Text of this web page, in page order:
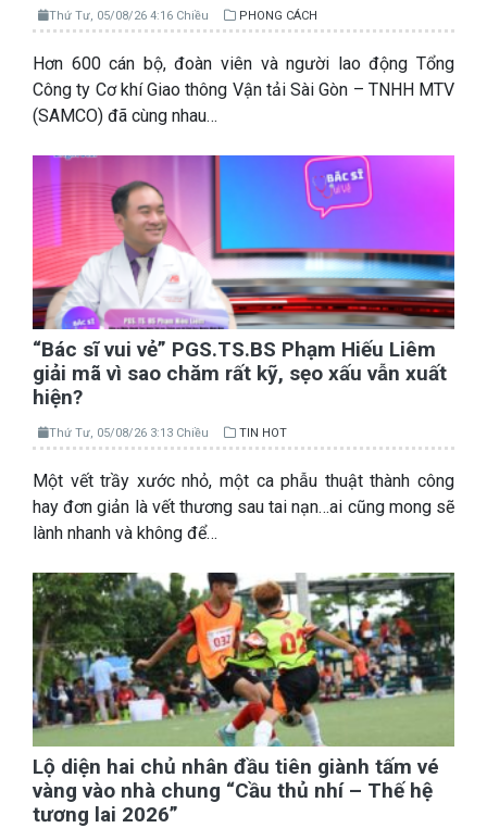
Thứ Tư, 05/08/26 4:16 Chiều PHONG CÁCH
Hơn 600 cán bộ, đoàn viên và người lao động Tổng
Công ty Cơ khí Giao thông Vận tải Sài Gòn – TNHH MTV
(SAMCO) đã cùng nhau…
“Bác sĩ vui vẻ” PGS.TS.BS Phạm Hiếu Liêm
giải mã vì sao chăm rất kỹ, sẹo xấu vẫn xuất
hiện?
Thứ Tư, 05/08/26 3:13 Chiều TIN HOT
Một vết trầy xước nhỏ, một ca phẫu thuật thành công
hay đơn giản là vết thương sau tai nạn…ai cũng mong sẽ
lành nhanh và không để…
Lộ diện hai chủ nhân đầu tiên giành tấm vé
vàng vào nhà chung “Cầu thủ nhí – Thế hệ
tương lai 2026”